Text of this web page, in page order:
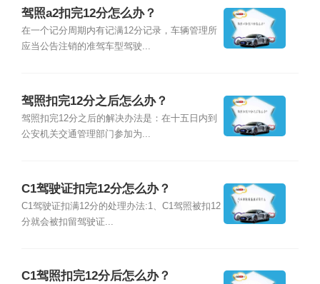
驾照a2扣完12分怎么办？
在一个记分周期内有记满12分记录，车辆管理所
应当公告注销的准驾车型驾驶...
驾照扣完12分之后怎么办？
驾照扣完12分之后的解决办法是：在十五日内到
公安机关交通管理部门参加为...
C1驾驶证扣完12分怎么办？
C1驾驶证扣满12分的处理办法:1、C1驾照被扣12
分就会被扣留驾驶证...
C1驾照扣完12分后怎么办？